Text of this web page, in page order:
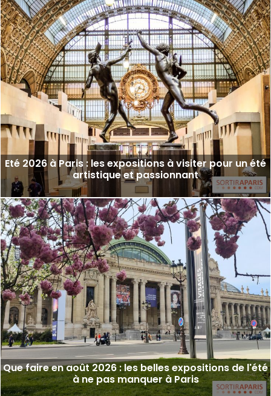
Eté 2026 à Paris : les expositions à visiter pour un été
artistique et passionnant
Que faire en août 2026 : les belles expositions de l'été
à ne pas manquer à Paris